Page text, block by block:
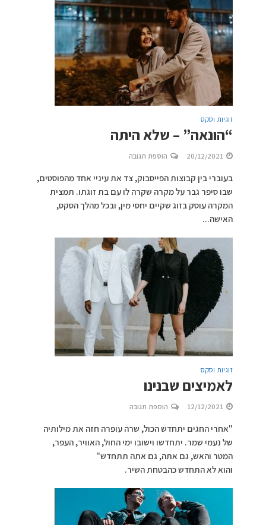
זוגיות וסקס
“הונאה” – שלא היתה
20/12/2021 הוספת תגובה
בעוברי בין קבוצות הפייסבוק, צד את עיניי אחד מהפוסטים,
שבו סיפר גבר על מקרה שקרה לו עם בת זוגתו. תמצית
המקרה עוסק בזוג שקיים יחסי מין, ובכל מהלך הסקס,
האישה...
זוגיות וסקס
לאמיצים שבנינו
12/12/2021 הוספת תגובה
"אחרי החגים יתחדש הכול, שרה עופרה חזה את מילותיה
של נעמי שמר. יתחדשו וישובו ימי החול, האוויר, העפר,
המטר והאש, גם אתה, גם אתה תתחדש"
והוא לא התחדש כהבטחת השיר.